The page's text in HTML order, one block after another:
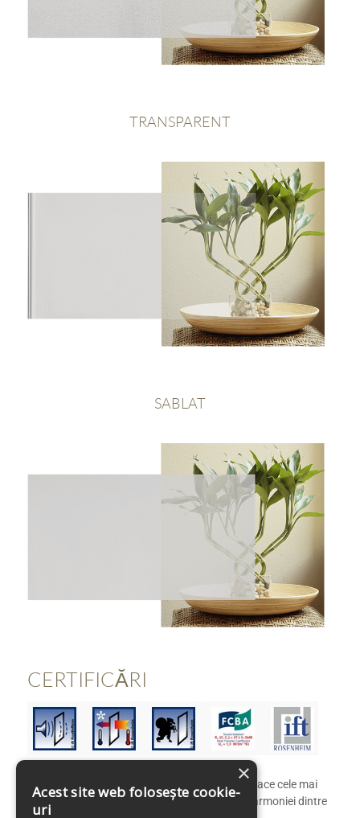
TRANSPARENT
SABLAT
CERTIFICĂRI
Usa exterior rupere termica PIVOT 1021 satisface cele mai
reafinate gusturi ale clientilor nostrii datorita armoniei dintre
×
Acest site web folosește cookie-
uri